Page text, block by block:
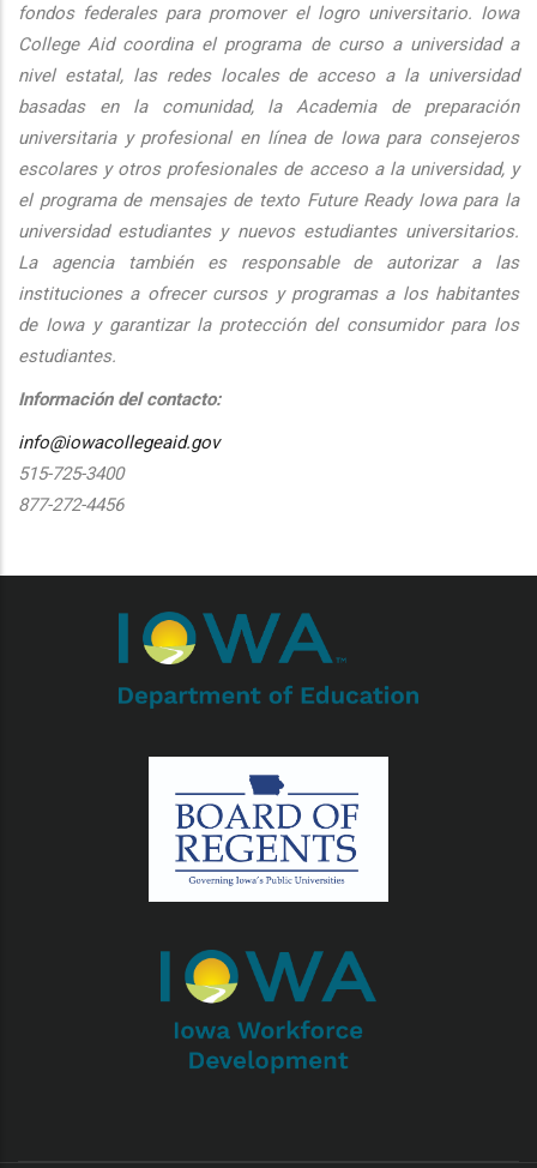
fondos federales para promover el logro universitario. Iowa
College Aid coordina el programa de curso a universidad a
nivel estatal, las redes locales de acceso a la universidad
basadas en la comunidad, la Academia de preparación
universitaria y profesional en línea de Iowa para consejeros
escolares y otros profesionales de acceso a la universidad, y
el programa de mensajes de texto Future Ready Iowa para la
universidad estudiantes y nuevos estudiantes universitarios.
La agencia también es responsable de autorizar a las
instituciones a ofrecer cursos y programas a los habitantes
de Iowa y garantizar la protección del consumidor para los
estudiantes.
Información del contacto:
info@iowacollegeaid.gov
515-725-3400
877-272-4456